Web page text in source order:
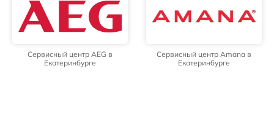
Сервисный центр AEG в
Екатеринбурге
Сервисный центр Amana в
Екатеринбурге